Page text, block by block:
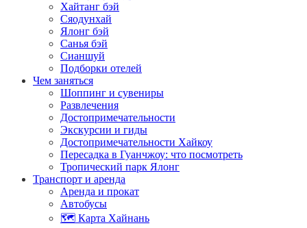
Хайтанг бэй
Сяодунхай
Ялонг бэй
Санья бэй
Сианшуй
Подборки отелей
Чем заняться
Шоппинг и сувениры
Развлечения
Достопримечательности
Экскурсии и гиды
Достопримечательности Хайкоу
Пересадка в Гуанчжоу: что посмотреть
Тропический парк Ялонг
Транспорт и аренда
Аренда и прокат
Автобусы
🗺️ Карта Хайнань